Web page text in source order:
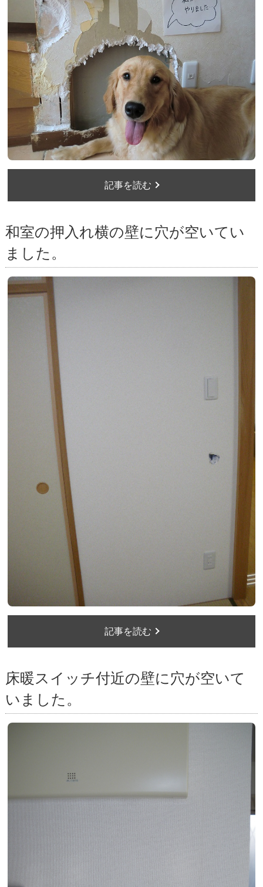
記事を読む
和室の押入れ横の壁に穴が空いてい
ました。
記事を読む
床暖スイッチ付近の壁に穴が空いて
いました。